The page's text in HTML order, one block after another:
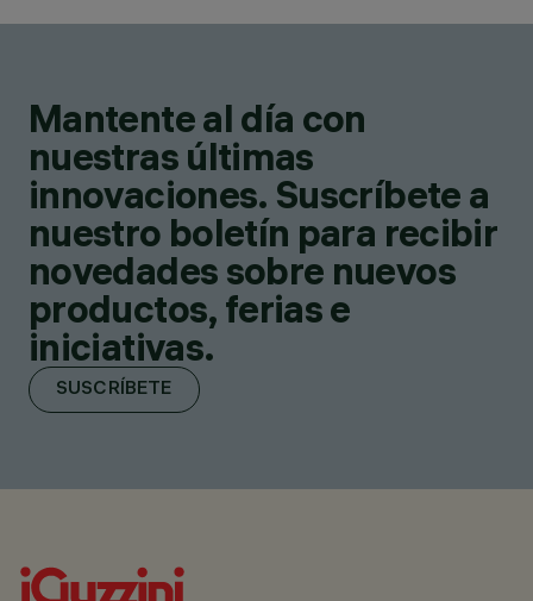
Mantente al día con
nuestras últimas
innovaciones. Suscríbete a
nuestro boletín para recibir
novedades sobre nuevos
productos, ferias e
iniciativas.
SUSCRÍBETE